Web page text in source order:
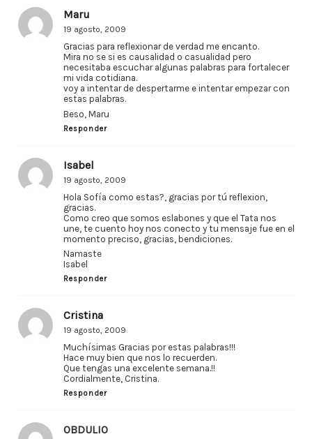
Maru
19 agosto, 2009
Gracias para reflexionar de verdad me encanto.
Mira no se si es causalidad o casualidad pero
necesitaba escuchar algunas palabras para fortalecer
mi vida cotidiana.
voy a intentar de despertarme e intentar empezar con
estas palabras.
Beso, Maru
Responder
Isabel
19 agosto, 2009
Hola Sofía como estas?, gracias por tú reflexion,
gracias.
Como creo que somos eslabones y que el Tata nos
une, te cuento hoy nos conecto y tu mensaje fue en el
momento preciso, gracias, bendiciones.
Namaste
Isabel
Responder
Cristina
19 agosto, 2009
Muchísimas Gracias por estas palabras!!!
Hace muy bien que nos lo recuerden.
Que tengas una excelente semana.!!
Cordialmente, Cristina.
Responder
OBDULIO